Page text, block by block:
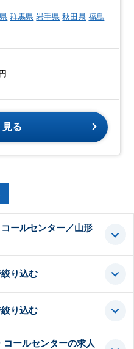
群馬県 岩手県 秋田県 福島
見る
ールセンター／山形
り込む
り込む
コールセンターの求人